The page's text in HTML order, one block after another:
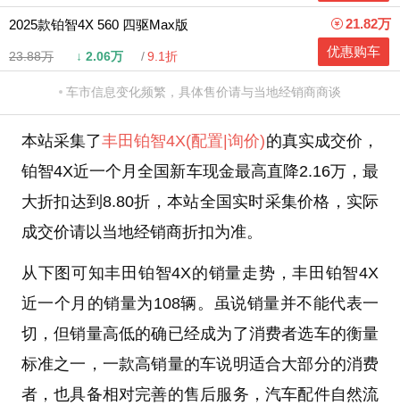
2025款铂智4X 560 四驱Max版
23.88万 ↓ 2.06万 9.1折
21.82万
优惠购车
车市信息变化频繁，具体售价请与当地经销商商谈
本站采集了丰田铂智4X(配置|询价)的真实成交价，
铂智4X近一个月全国新车现金最高直降2.16万，最
大折扣达到8.80折，本站全国实时采集价格，实际
成交价请以当地经销商折扣为准。
从下图可知丰田铂智4X的销量走势，丰田铂智4X
近一个月的销量为108辆。虽说销量并不能代表一
切，但销量高低的确已经成为了消费者选车的衡量
标准之一，一款高销量的车说明适合大部分的消费
者，也具备相对完善的售后服务，汽车配件自然流